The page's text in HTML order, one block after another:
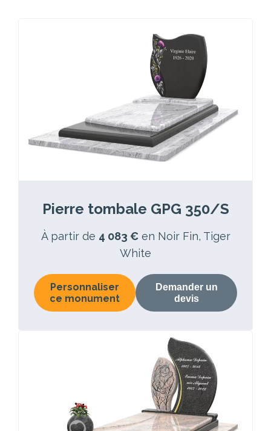
Pierre tombale GPG 350/S
À partir de 4 083 € en Noir Fin, Tiger
White
Personnaliser
ce monument
Demander un
devis